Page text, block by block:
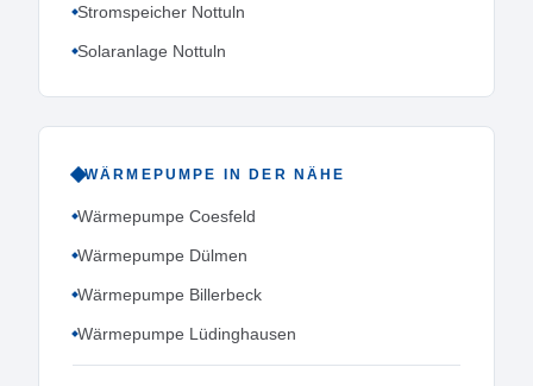
Stromspeicher Nottuln
Solaranlage Nottuln
WÄRMEPUMPE IN DER NÄHE
Wärmepumpe Coesfeld
Wärmepumpe Dülmen
Wärmepumpe Billerbeck
Wärmepumpe Lüdinghausen